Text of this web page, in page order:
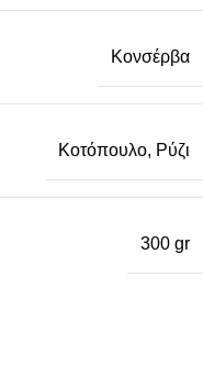
Κονσέρβα
Κοτόπουλο, Ρύζι
300 gr